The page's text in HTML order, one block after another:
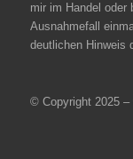
mir im Handel oder
Ausnahmefall
deutlichen Hinweis
© Copyright 2025 –